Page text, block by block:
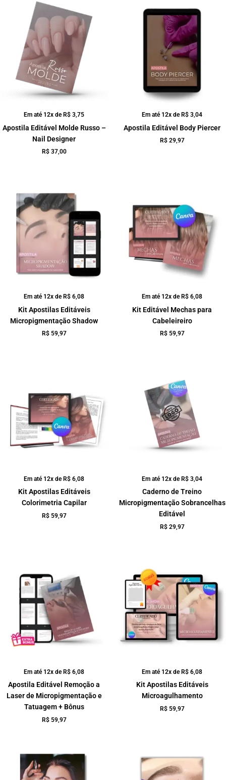
Em até 12x de R$ 3,75
Apostila Editável Molde Russo –
Nail Designer
R$37,00
Em até 12x de R$ 3,04
Apostila Editável Body Piercer
R$29,97
Em até 12x de R$ 6,08
Kit Apostilas Editáveis
Micropigmentação Shadow
R$59,97
Em até 12x de R$ 6,08
Kit Editável Mechas para
Cabeleireiro
R$59,97
Em até 12x deR$ 6,08
Kit Apostilas Editáveis
Colorimetria Capilar
R$59,97
Em até 12x deR$ 3,04
Caderno de Treino
Micropigmentação Sobrancelhas
Editável
R$29,97
Em até 12x deR$ 6,08
Apostila Editável Remoção a
Laser de Micropigmentação e
Tatuagem + Bônus
R$59,97
Em até 12x deR$ 6,08
Kit Apostilas Editáveis
Microagulhamento
R$59,97